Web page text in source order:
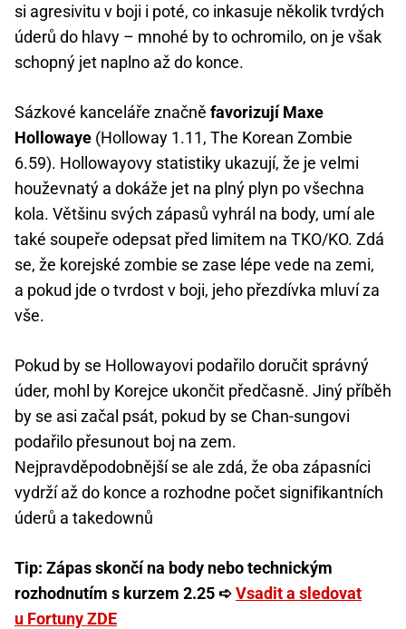
si agresivitu v boji i poté, co inkasuje několik tvrdých
úderů do hlavy – mnohé by to ochromilo, on je však
schopný jet naplno až do konce.
Sázkové kanceláře značně favorizují Maxe
Hollowaye (Holloway 1.11, The Korean Zombie
6.59). Hollowayovy statistiky ukazují, že je velmi
houževnatý a dokáže jet na plný plyn po všechna
kola. Většinu svých zápasů vyhrál na body, umí ale
také soupeře odepsat před limitem na TKO/KO. Zdá
se, že korejské zombie se zase lépe vede na zemi,
a pokud jde o tvrdost v boji, jeho přezdívka mluví za
vše.
Pokud by se Hollowayovi podařilo doručit správný
úder, mohl by Korejce ukončit předčasně. Jiný příběh
by se asi začal psát, pokud by se Chan-sungovi
podařilo přesunout boj na zem.
Nejpravděpodobnější se ale zdá, že oba zápasníci
vydrží až do konce a rozhodne počet signifikantních
úderů a takedownů
Tip: Zápas skončí na body nebo technickým
rozhodnutím s kurzem 2.25 ➪Vsadit a sledovat
u Fortuny ZDE